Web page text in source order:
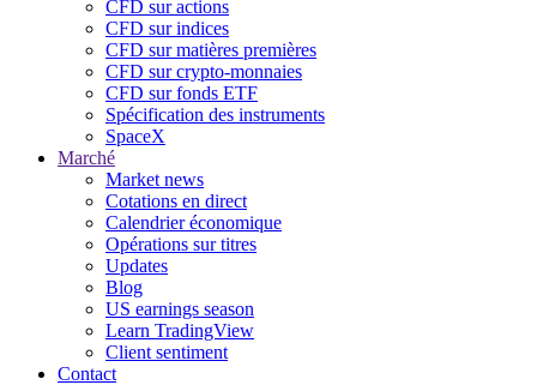
CFD sur actions
CFD sur indices
CFD sur matières premières
CFD sur crypto-monnaies
CFD sur fonds ETF
Spécification des instruments
SpaceX
Marché
Market news
Cotations en direct
Calendrier économique
Opérations sur titres
Updates
Blog
US earnings season
Learn TradingView
Client sentiment
Contact